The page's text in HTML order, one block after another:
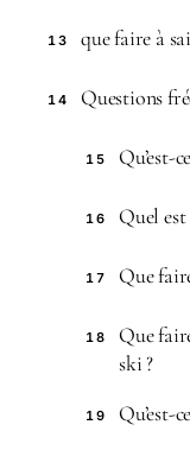
13 que faire à
14 Questions
15 Qu’est-
16 Quel
17 Que
18
Que
ski ?
19 Qu’est-